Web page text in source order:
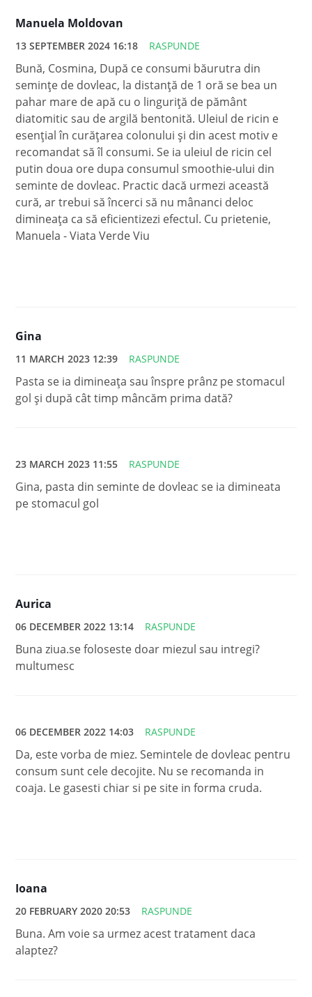
Manuela Moldovan
13 SEPTEMBER 2024 16:18 RASPUNDE
Bună, Cosmina, După ce consumi băurutra din
semințe de dovleac, la distanță de 1 oră se bea un
pahar mare de apă cu o linguriță de pământ
diatomitic sau de argilă bentonită. Uleiul de ricin e
esențial în curățarea colonului și din acest motiv e
recomandat să îl consumi. Se ia uleiul de ricin cel
putin doua ore dupa consumul smoothie-ului din
seminte de dovleac. Practic dacă urmezi această
cură, ar trebui să încerci să nu mânanci deloc
dimineața ca să eficientizezi efectul. Cu prietenie,
Manuela - Viata Verde Viu
Gina
11 MARCH 2023 12:39 RASPUNDE
Pasta se ia dimineața sau înspre prânz pe stomacul
gol și după cât timp mâncăm prima dată?
23 MARCH 2023 11:55 RASPUNDE
Gina, pasta din seminte de dovleac se ia dimineata
pe stomacul gol
Aurica
06 DECEMBER 2022 13:14 RASPUNDE
Buna ziua.se foloseste doar miezul sau intregi?
multumesc
06 DECEMBER 2022 14:03 RASPUNDE
Da, este vorba de miez. Semintele de dovleac pentru
consum sunt cele decojite. Nu se recomanda in
coaja. Le gasesti chiar si pe site in forma cruda.
Ioana
20 FEBRUARY 2020 20:53 RASPUNDE
Buna. Am voie sa urmez acest tratament daca
alaptez?